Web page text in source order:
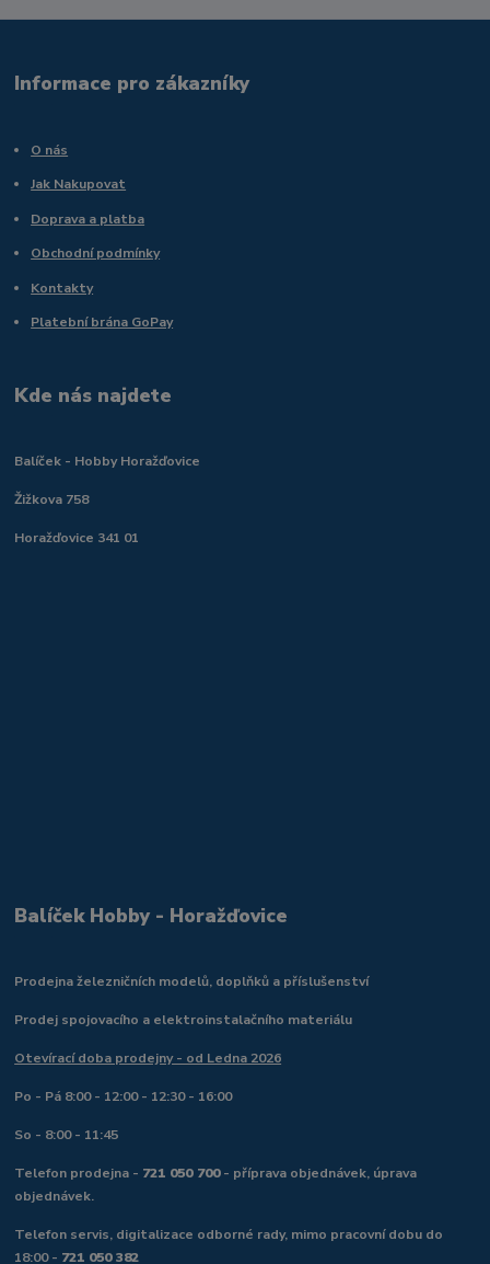
Informace pro zákazníky
O nás
Jak Nakupovat
Doprava a platba
Obchodní podmínky
Kontakty
Platební brána GoPay
Kde nás najdete
Balíček - Hobby Horažďovice
Žižkova 758
Horažďovice 341 01
Balíček Hobby - Horažďovice
Prodejna železničních modelů, doplňků a příslušenství
Prodej spojovacího a elektroinstalačního materiálu
Otevírací doba prodejny - od Ledna 2026
Po - Pá 8:00 - 12:00 - 12:30 - 16:00
So - 8:00 - 11:45
Telefon prodejna - 721 050 700- příprava objednávek, úprava
objednávek.
Telefon servis, digitalizace odborné rady, mimo pracovní dobu do
18:00 - 721 050 382